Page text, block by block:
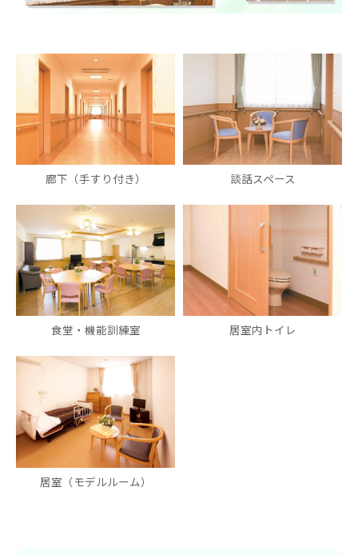
廊下（手すり付き） 談話スペース
食堂・機能訓練室 居室内トイレ
居室（モデルルーム）